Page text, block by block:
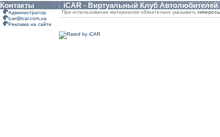
Контакты iCAR - Виртуальный Клуб Автолюбителей
Администратор
icar@icar.com.ua
Реклама на сайте
При использовании материалов обязательно указывать